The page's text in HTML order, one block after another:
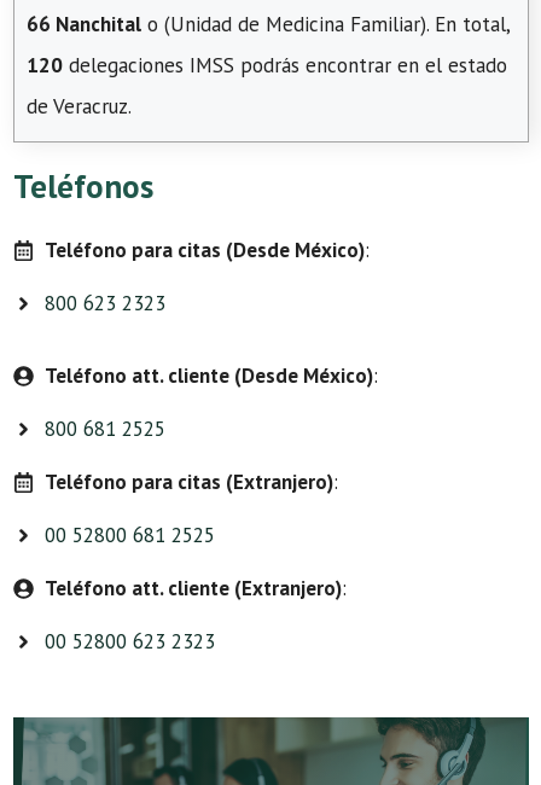
66 Nanchital o (Unidad de Medicina Familiar). En total,
120 delegaciones IMSS podrás encontrar en el estado
de Veracruz.
Teléfonos
Teléfono para citas (Desde México):
800 623 2323
Teléfono att. cliente (Desde México):
800 681 2525
Teléfono para citas (Extranjero):
00 52800 681 2525
Teléfono att. cliente (Extranjero):
00 52800 623 2323